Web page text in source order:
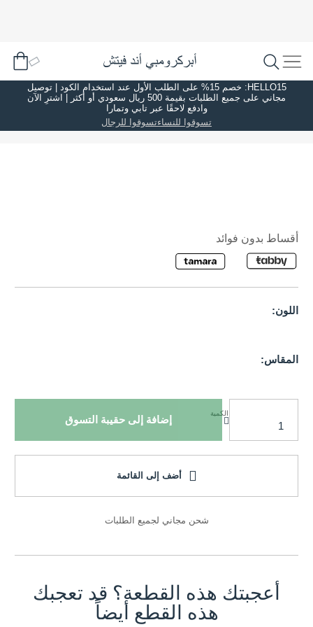
HELLO15: خصم 15% على الطلب الأول عند استخدام الكود | توصيل
مجاني على جميع الطلبات بقيمة 500 ريال سعودي أو أكثر | اشترِ الآن
وادفع لاحقًا عبر تابي وتمارا
تسوقوا للنساءتسوقوا للرجال
أقساط بدون فوائد
اللون:
المقاس:
الكمية
إضافة إلى حقيبة التسوق
أضف إلى القائمة
شحن مجاني لجميع الطلبات
أعجبتك هذه القطعة؟ قد تعجبك
هذه القطع أيضاً